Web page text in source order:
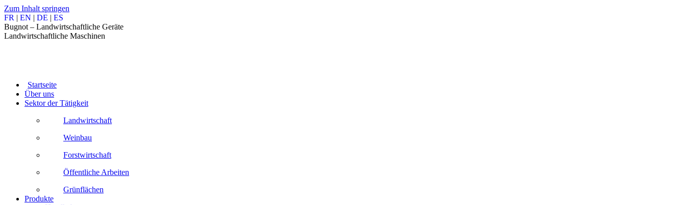
Zum Inhalt springen
FR | EN | DE | ES
Bugnot – Landwirtschaftliche Geräte
Landwirtschaftliche Maschinen
Startseite
Über uns
Sektor der Tätigkeit
Landwirtschaft
Weinbau
Forstwirtschaft
Öffentliche Arbeiten
Grünflächen
Produkte